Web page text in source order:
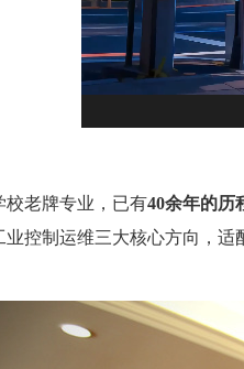
校老牌专业，已有40余年的历
控制运维三大核心方向，